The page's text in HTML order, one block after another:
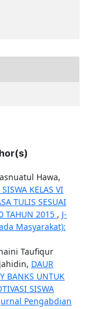
Hawa,
KELAS VI
TULIS SESUAI
TAHUN 2015 , J-
Masyarakat):
Taufiqur
DAUR
BANKS UNTUK
SISWA
Pengabdian